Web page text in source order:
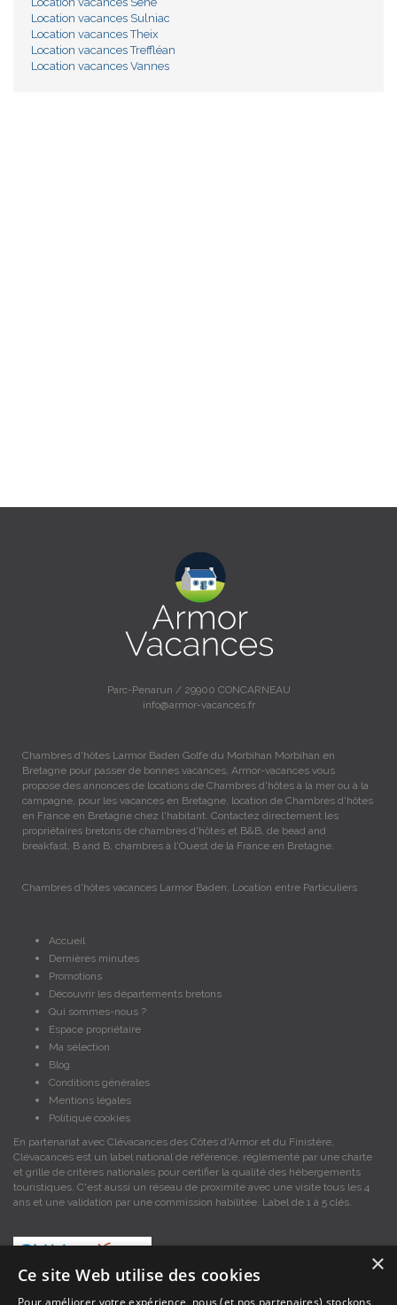
Location vacances Sulniac
Location vacances Theix
Location vacances Treffléan
Location vacances Vannes
Parc-Penarun / 29900 CONCARNEAU
info@armor-vacances.fr
Chambres d'hôtes Larmor Baden Golfe du Morbihan Morbihan en
Bretagne pour passer de bonnes vacances, Armor-vacances vous
propose des annonces de locations de Chambres d'hôtes à la mer ou à la
campagne, pour les vacances en Bretagne, location de Chambres d'hôtes
en France en Bretagne chez l'habitant. Contactez directement les
propriétaires bretons de chambres d'hôtes et B&B, de bead and
breakfast, B and B, chambres à l'Ouest de la France en Bretagne.
Chambres d'hôtes vacances Larmor Baden, Location entre Particuliers
Accueil
Dernières minutes
Promotions
Découvrir les départements bretons
Qui sommes-nous ?
Espace propriétaire
Ma sélection
Blog
Conditions générales
Mentions légales
Politique cookies
En partenariat avec Clévacances des Côtes d'Armor et du Finistère,
Clévacances est un label national de référence, réglementé par une charte
et grille de critères nationales pour certifier la qualité des hébergements
touristiques. C'est aussi un réseau de proximité avec une visite tous les 4
ans et une validation par une commission habilitée. Label de 1 à 5 clés.
×
Ce site Web utilise des cookies
Pour améliorer votre expérience, nous (et nos partenaires) stockons